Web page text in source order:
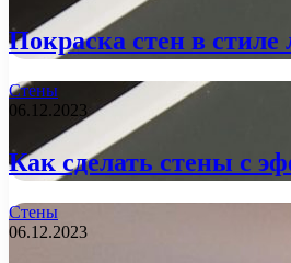
Покраска стен в стиле
Стены
06.12.2023
Как сделать стены с
Стены
06.12.2023